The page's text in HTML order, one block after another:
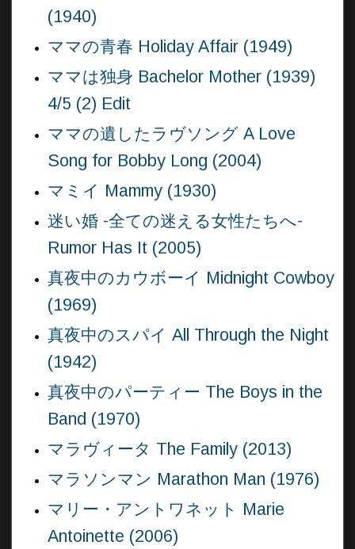
(1940)
ママの青春 Holiday Affair (1949)
ママは独身 Bachelor Mother (1939)
4/5 (2) Edit
ママの遺したラヴソング A Love
Song for Bobby Long (2004)
マミイ Mammy (1930)
迷い婚 -全ての迷える女性たちへ-
Rumor Has It (2005)
真夜中のカウボーイ Midnight Cowboy
(1969)
真夜中のスパイ All Through the Night
(1942)
真夜中のパーティー The Boys in the
Band (1970)
マラヴィータ The Family (2013)
マラソンマン Marathon Man (1976)
マリー・アントワネット Marie
Antoinette (2006)